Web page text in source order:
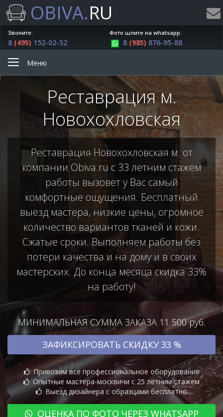
OBIVA.RU
Звоните:
8 (495) 152-02-52
Фото шлите на whatsapp:
8 (985) 876-95-88
Меню
Реставрация м.
Новохохловская
Реставрация Новохохловская м. от
компании Obiva.ru с 33 летним стажем
работы вызовет у Вас самый
комфортные ощущения. Бесплатный
выезд мастера, низкие цены, огромное
количество вариантов тканей и кожи.
Сжатые сроки. Выполняем работы без
потери качества и на дому и в своих
мастерских. До конца месяца скидка 33%
на работу!
МИНИМАЛЬНАЯ СУММА ЗАКАЗА 11 500 руб.
ЗАФИКСИРОВАТЬ СКИДКУ 33 %
Привозим всё профессиональное оборудование
Опытные мастера-москвичи с 25 летним стажем
Выезд дизайнера с образцами бесплатно
ОЦЕНКА ПО ФОТО ЧЕРЕЗ WHATSAPP